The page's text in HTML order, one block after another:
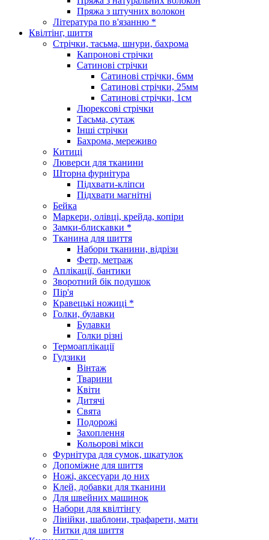
Пряжа з штучних волокон
Література по в'язанню *
Квілтінг, шиття
Стрічки, тасьма, шнури, бахрома
Капронові стрічки
Сатинові стрічки
Сатинові стрічки, 6мм
Сатинові стрічки, 25мм
Сатинові стрічки, 1см
Люрексові стрічки
Тасьма, сутаж
Інші стрічки
Бахрома, мереживо
Китиці
Люверси для тканини
Шторна фурнітура
Підхвати-кліпси
Підхвати магнітні
Бейка
Маркери, олівці, крейда, копіри
Замки-блискавки *
Тканина для шиття
Набори тканини, відрізи
Фетр, метраж
Аплікації, бантики
Зворотний бік подушок
Пір'я
Кравецькі ножиці *
Голки, булавки
Булавки
Голки різні
Термоаплікації
Гудзики
Вінтаж
Тварини
Квіти
Дитячі
Свята
Подорожі
Захоплення
Кольорові мікси
Фурнітура для сумок, шкатулок
Допоміжне для шиття
Ножі, аксесуари до них
Клей, добавки для тканини
Для швейних машинок
Набори для квілтінгу
Лінійки, шаблони, трафарети, мати
Нитки для шиття